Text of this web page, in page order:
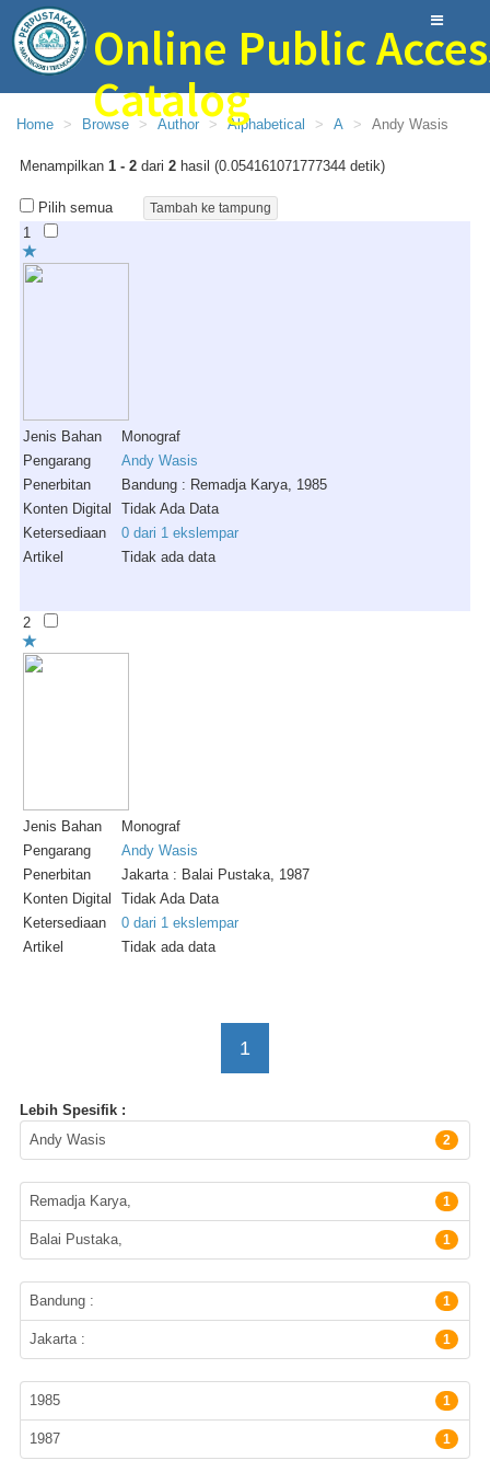
Online Public
Catalog
Home Browse Author Alphabetical A Andy Wasis
Menampilkan 1 - 2 dari 2 hasil (0.054161071777344 detik)
Pilih semua
1
Jenis Bahan
Monograf
Pengarang
Andy Wasis
Penerbitan
Bandung : Remadja Karya, 1985
Konten Digital
Tidak Ada Data
Ketersediaan
0 dari 1 ekslempar
Artikel
Tidak ada data
2
Jenis Bahan
Monograf
Pengarang
Andy Wasis
Penerbitan
Jakarta : Balai Pustaka, 1987
Konten Digital
Tidak Ada Data
Ketersediaan
0 dari 1 ekslempar
Artikel
Tidak ada data
1
Lebih Spesifik :
Pengarang
Andy Wasis 2
Penerbit
Remadja Karya, 1
Balai Pustaka, 1
Lokasi Terbitan
Bandung : 1
Jakarta : 1
Tahun Terbit
1985 1
1987 1